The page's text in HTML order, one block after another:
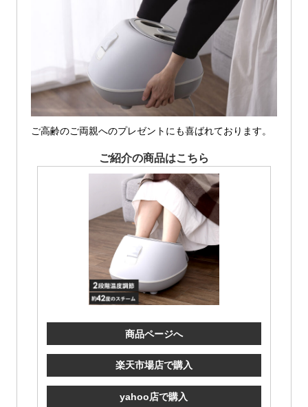
ご高齢のご両親へのプレゼントにも喜ばれております。
ご紹介の商品はこちら
商品ページへ
楽天市場店で購入
yahoo店で購入